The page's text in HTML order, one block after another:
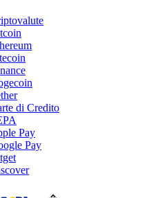
di Credito
Pay
Pay